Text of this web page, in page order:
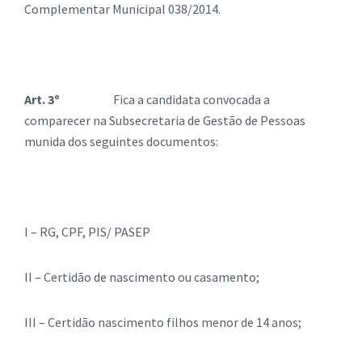
Complementar Municipal 038/2014.
Art. 3º Fica a candidata convocada a
comparecer na Subsecretaria de Gestão de Pessoas
munida dos seguintes documentos:
I – RG, CPF, PIS/ PASEP
II – Certidão de nascimento ou casamento;
III – Certidão nascimento filhos menor de 14 anos;